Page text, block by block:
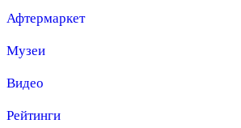
Афтермаркет
Музеи
Видео
Рейтинги